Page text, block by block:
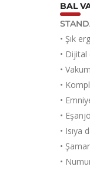
BAL
• Şık
•
•
•
•
•
• Isıya
•
•